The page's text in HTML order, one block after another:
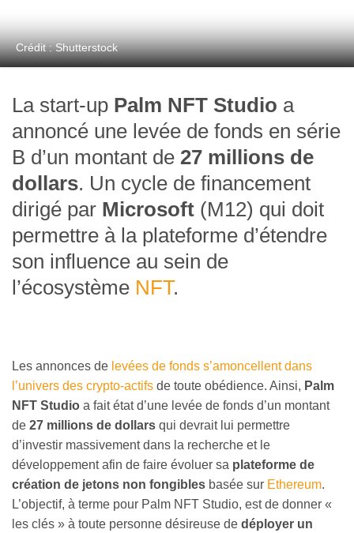
Crédit : Shutterstock
La start-up Palm NFT Studio a
annoncé une levée de fonds en série
B d’un montant de 27 millions de
dollars. Un cycle de financement
dirigé par Microsoft (M12) qui doit
permettre à la plateforme d’étendre
son influence au sein de
l’écosystème NFT.
Les annonces de levées de fonds s’amoncellent dans
l’univers des crypto-actifs de toute obédience. Ainsi, Palm
NFT Studio a fait état d’une levée de fonds d’un montant
de 27 millions de dollars qui devrait lui permettre
d’investir massivement dans la recherche et le
développement afin de faire évoluer sa plateforme de
création de jetons non fongibles basée sur Ethereum.
L’objectif, à terme pour Palm NFT Studio, est de donner «
les clés » à toute personne désireuse de déployer un